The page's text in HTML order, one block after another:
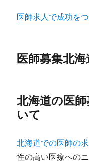
医師求人で成功をつ
医師募集北
北海道の医
いて
北海道での医師の
性の高い医療への